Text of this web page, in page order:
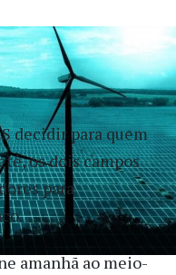
decidir para quem
os dois campos
para
amanhã ao meio-